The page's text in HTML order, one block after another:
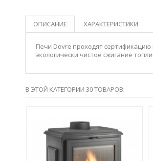
ОПИСАНИЕ ХАРАКТЕРИСТИКИ
Печи Dovre проходят
экологически чистое сжигание
В ЭТОЙ КАТЕГОРИИ 30 ТОВАРОВ: